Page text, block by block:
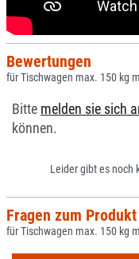
Bewertungen
für Tischwagen max. 150 kg
Bitte melden sie sich
können.
Leider gibt es noch
Fragen zum Produkt
für Tischwagen max. 150 kg